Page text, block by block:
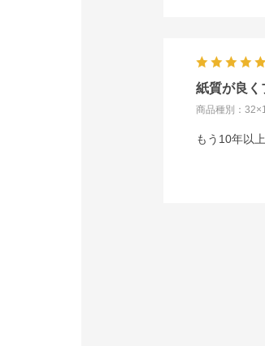
紙質が良く
商品種別：
もう10年以